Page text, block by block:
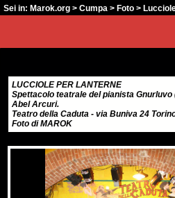
Sei in: Marok.org > Cumpa > Foto >
LUCCIOLE PER LANTERNE
Spettacolo teatrale del pianista
Abel Arcuri.
Teatro della Caduta - via Buniva 24
Foto di MAROK